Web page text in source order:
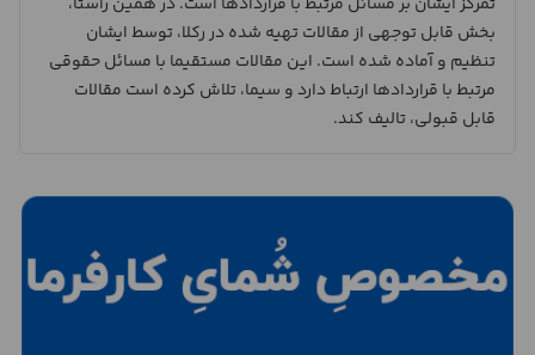
تمرکز ایشان بر مسائل مرتبط با قراردادها است. در همین راستا،
بخش قابل توجهی از مقالات تهیه شده در رکلا، توسط ایشان
تنظیم و آماده شده است. این مقالات مستقیما با مسائل حقوقی
مرتبط با قراردادها ارتباط دارد و سیما، تلاش کرده است مقالات
قابل قبولی، تالیف کند.